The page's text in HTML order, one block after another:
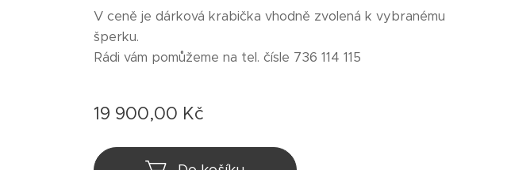
V ceně je dárková krabička vhodně zvolená k vybranému
šperku.
Rádi vám pomůžeme na tel. čísle 736 114 115
19 900,00 Kč